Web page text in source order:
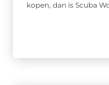
kopen, dan is Scuba